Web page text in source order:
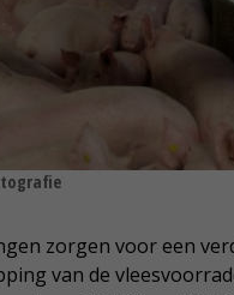
zorgen voor een
van de